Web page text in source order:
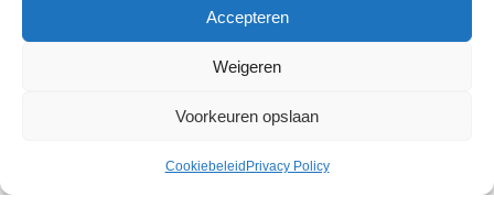
Accepteren
Weigeren
Voorkeuren opslaan
Cookiebeleid Privacy Policy